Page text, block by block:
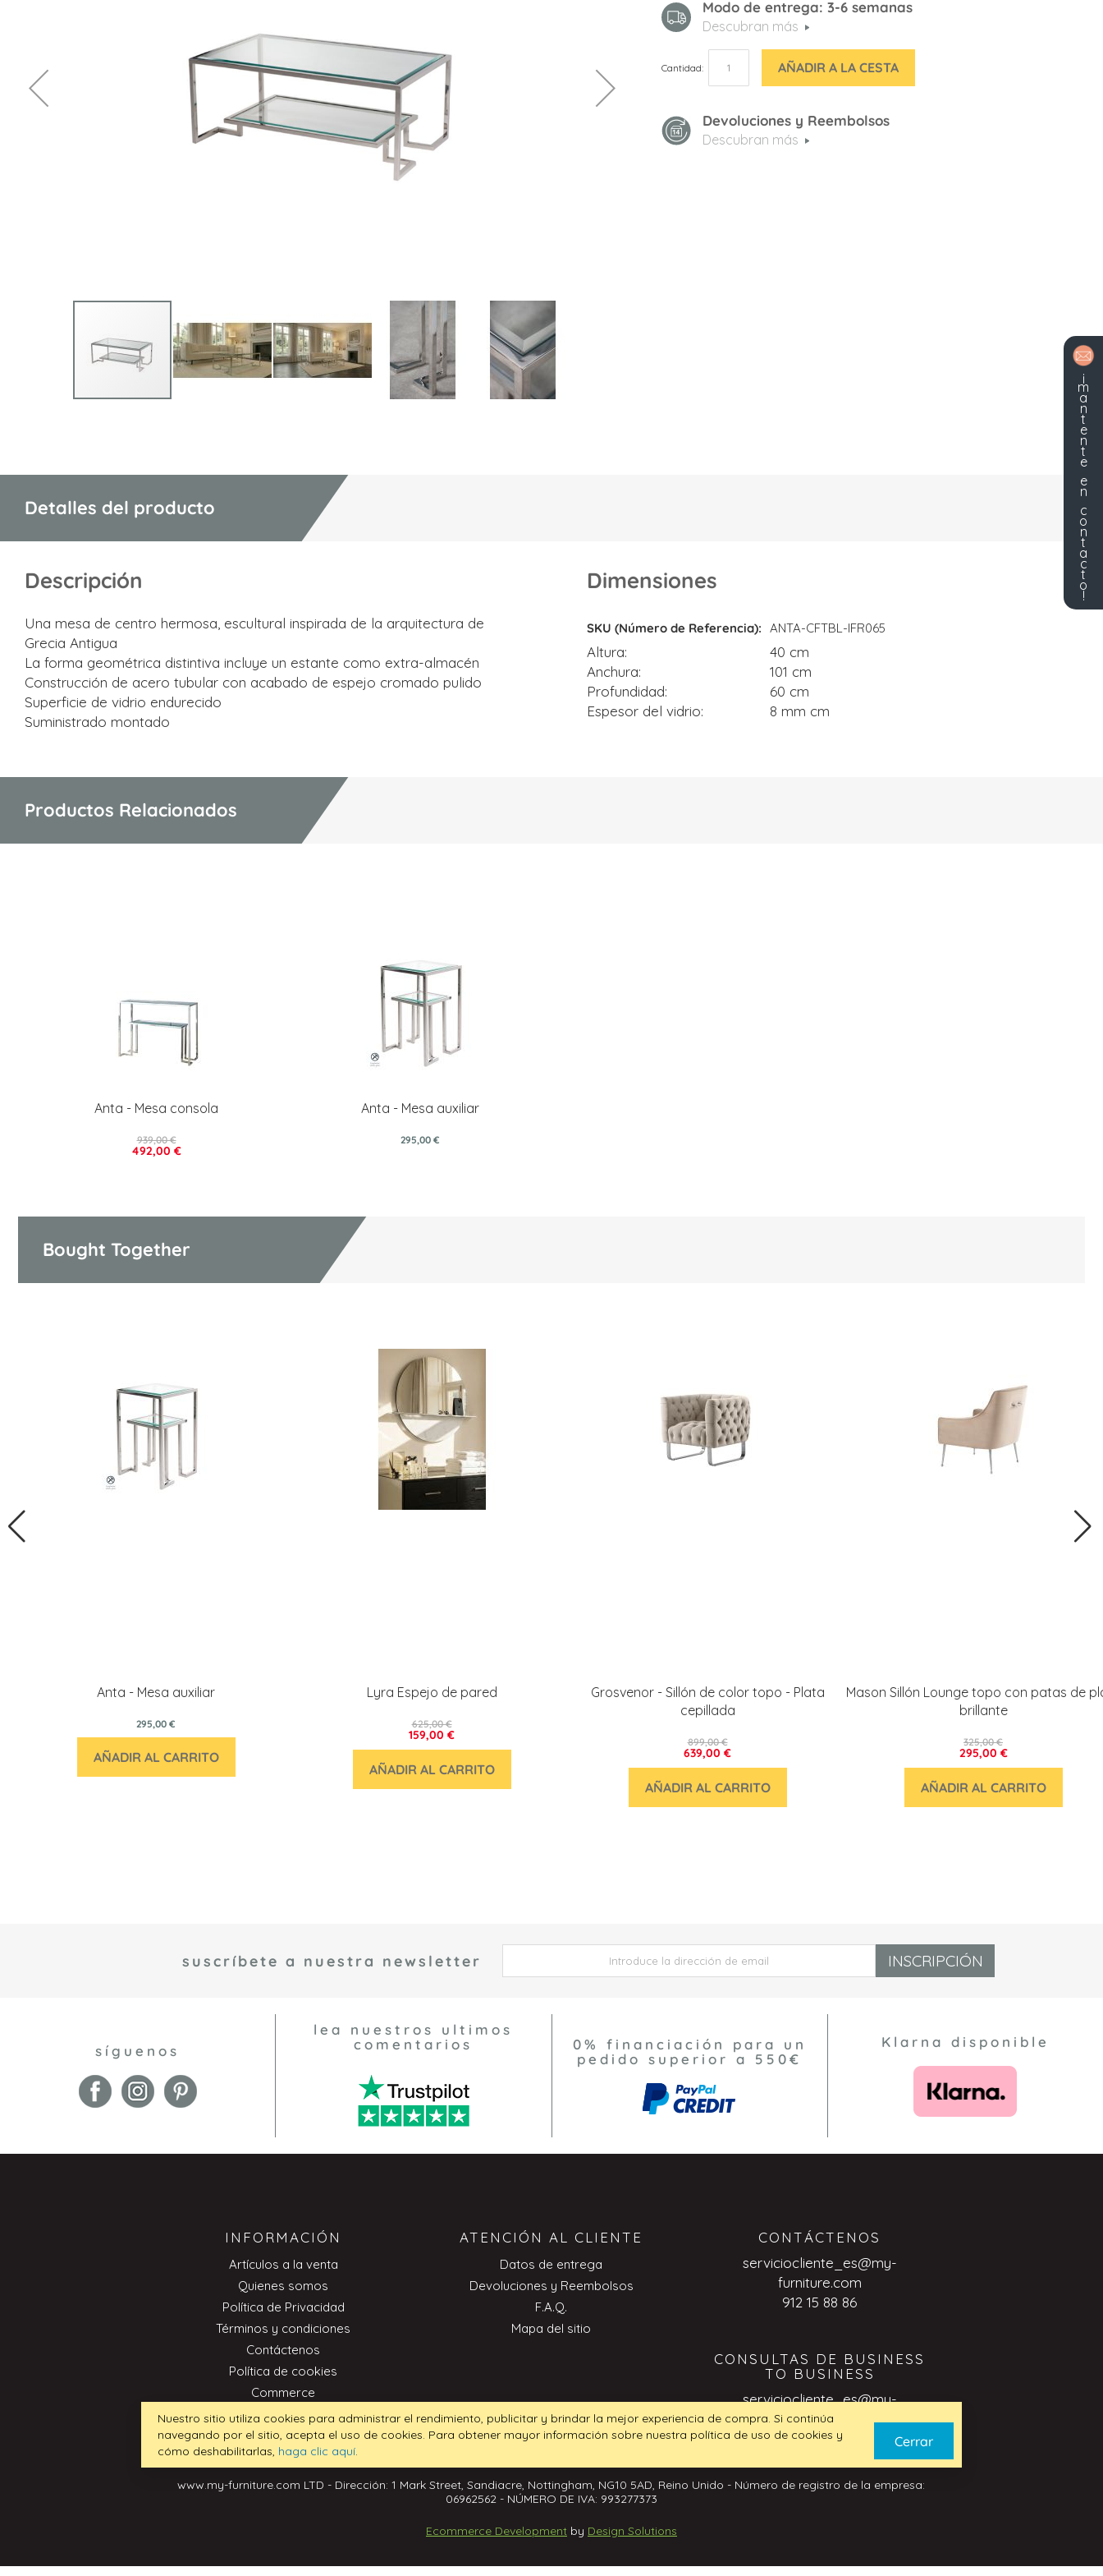
Modo de entrega: 3-6 semanas
Descubran más
Cantidad AÑADIR A LA CESTA
Devoluciones y Reembolsos
Descubran más
de
galería
imágenes
Detalles del producto
Descripción
Una mesa de centro hermosa, escultural inspirada de la arquitectura de
Grecia Antigua
La forma geométrica distintiva incluye un estante como extra-almacén
Construcción de acero tubular con acabado de espejo cromado pulido
Superficie de vidrio endurecido
Suministrado montado
Dimensiones
Dimensiones
SKU (Número de Referencia) ANTA-CFTBL-IFR065
Altura
40 cm
Anchura
101 cm
Profundidad
60 cm
Espesor del vidrio
8 mm cm
Productos Relacionados
Anta - Mesa consola
492,00 €
939,00 €
Anta - Mesa auxiliar
295,00 €
Bought Together
Anta - Mesa auxiliar
295,00 €
AÑADIR AL CARRITO
Lyra Espejo de pared
159,00 €
625,00 €
AÑADIR AL CARRITO
Grosvenor - Sillón de color topo - Plata
cepillada
639,00 €
899,00 €
AÑADIR AL CARRITO
Mason Sillón Lounge topo con patas de
brillante
295,00 €
325,00 €
AÑADIR AL CARRITO
suscríbete a nuestra newsletter INSCRIPCIÓN
síguenos
lea nuestros ultimos
comentarios
0% financiación para un
pedido superior a 550€
Klarna disponible
INFORMACIÓN
Artículos a la venta
Quienes somos
Política de Privacidad
Términos y condiciones
Contáctenos
Política de cookies
Commerce
ATENCIÓN AL CLIENTE
Datos de entrega
Devoluciones y Reembolsos
F.A.Q.
Mapa del sitio
CONTÁCTENOS
serviciocliente_es@my-
furniture.com
912 15 88 86
CONSULTAS DE BUSINESS
TO BUSINESS
serviciocliente_es@my-
furniture.com
www.my-furniture.com LTD - Dirección: 1 Mark Street, Sandiacre, Nottingham, NG10 5AD, Reino Unido - Número de registro de la empresa:
06962562 - NÚMERO DE IVA: 993277373
Ecommerce Developmentby Design Solutions
¡
m
a
n
t
e
n
t
e
e
n
c
o
n
t
a
c
t
o
!
Nuestro sitio utiliza cookies para administrar el rendimiento, publicitar y brindar la mejor experiencia de compra. Si continúa
navegando por el sitio, acepta el uso de cookies. Para obtener mayor información sobre nuestra política de uso de cookies y
cómo deshabilitarlas, haga clic aquí.
Cerrar